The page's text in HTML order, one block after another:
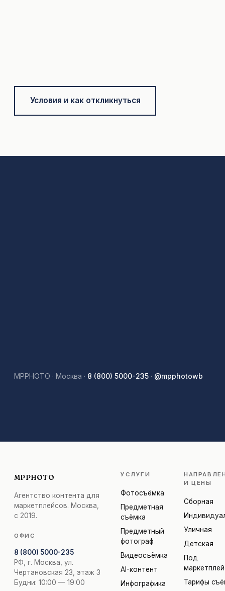
Условия и как откликнуться
MPPHOTO · Москва · 8 (800) 5000-235 · @mpphotowb
MPPHOTO
Агентство контента для
маркетплейсов. Москва,
с 2019.
ОФИС
8 (800) 5000-235
РФ, г. Москва, ул.
Чертановская 23, этаж 3
Будни: 10:00 — 19:00
УСЛУГИ
Фотосъёмка
Предметная
съёмка
Предметный
фотограф
Видеосъёмка
AI-контент
Инфографика
И ЦЕНЫ
Сборная
Уличная
Детская
Под
Тарифы